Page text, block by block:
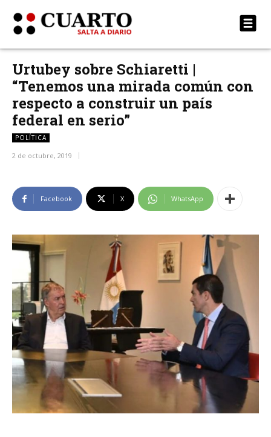
Urtubey sobre Schiaretti |
“Tenemos una mirada común con
respecto a construir un país
federal en serio”
POLÍTICA
2 de octubre, 2019
Facebook X WhatsApp